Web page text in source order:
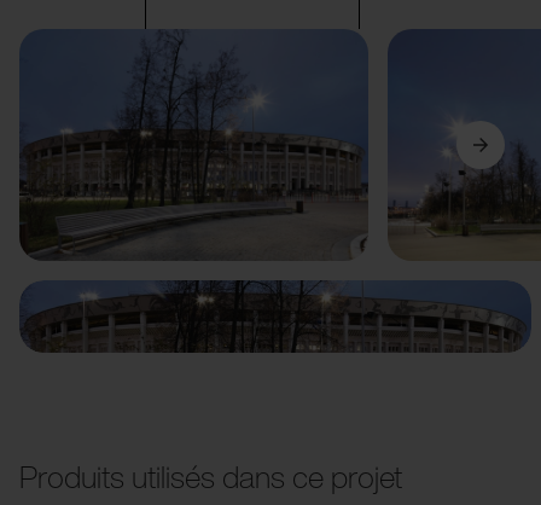
Précédent Suivant
Produits utilisés dans ce projet